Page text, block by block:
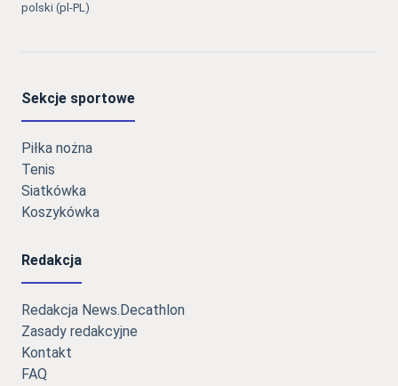
polski (pl-PL)
Sekcje sportowe
Piłka nożna
Tenis
Siatkówka
Koszykówka
Redakcja
Redakcja News.Decathlon
Zasady redakcyjne
Kontakt
FAQ